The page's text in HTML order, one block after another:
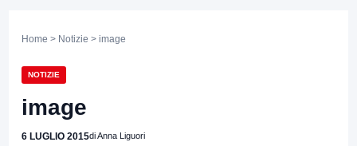
Home > Notizie > image
NOTIZIE
image
6 LUGLIO 2015di Anna Liguori